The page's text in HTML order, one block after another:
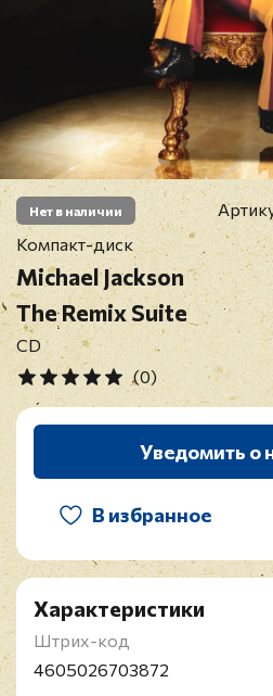
Нет в наличии
Компакт-диск
Michael Jackson
The Remix Suite
CD
(0)
Уведомить о
В избранное
Характеристики
Штрих-код
4605026703872